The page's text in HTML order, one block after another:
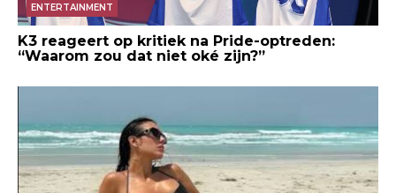
ENTERTAINMENT
K3 reageert op kritiek na Pride-optreden:
“Waarom zou dat niet oké zijn?”